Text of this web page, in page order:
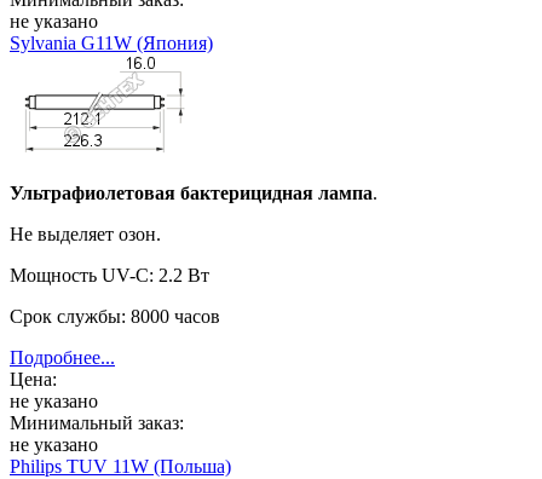
не указано
Sylvania G11W (Япония)
Ультрафиолетовая бактерицидная лампа.
Не выделяет озон.
Мощность UV-C: 2.2 Вт
Срок службы: 8000 часов
Подробнее...
Цена:
не указано
Минимальный заказ:
не указано
Philips TUV 11W (Польша)